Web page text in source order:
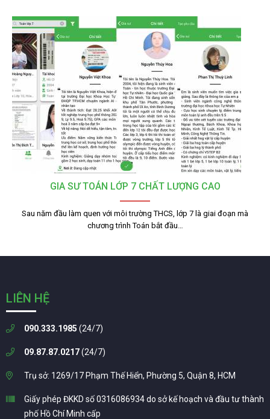
GIA SƯ TOÁN LỚP 7 CHẤT LƯỢNG CAO
Sau năm đầu làm quen với môi trường THCS, lớp 7 là giai đoạn mà
chương trình Toán bắt đầu…
LIÊN HỆ
090.333.1985 (24/7)
09.87.87.0217(24/7)
Trụ sở: 1269/17 Phạm Thế Hiển, Phường 5, Quận 8, HCM
Giấy phép ĐKKD số 0316086934 do sở kế hoạch và đầu tư thành
phố Hồ Chí Minh cấp